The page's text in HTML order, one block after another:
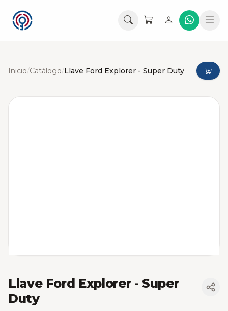
Inicio/Catálogo/Llave Ford Explorer - Super Duty
Llave Ford Explorer - Super
Duty